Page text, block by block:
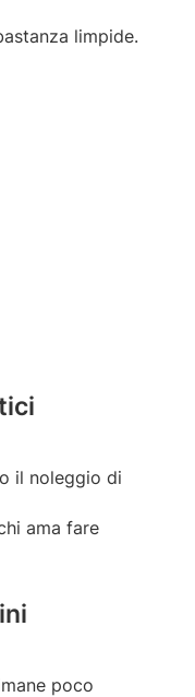
limpide.
il noleggio di
ama fare
poco